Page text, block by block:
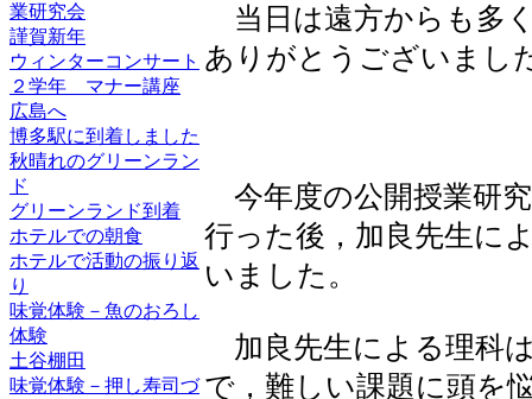
業研究会
謹賀新年
ウィンターコンサート
２学年 マナー講座
広島へ
博多駅に到着しました
秋晴れのグリーンラン
ド
グリーンランド到着
ホテルでの朝食
ホテルで活動の振り返
り
味覚体験－魚のおろし
体験
土谷棚田
味覚体験－押し寿司づ
当日は遠方からも多
ありがとうございまし
今年度の公開授業研
行った後，加良先生に
いました。
加良先生による理科
で，難しい課題に頭を